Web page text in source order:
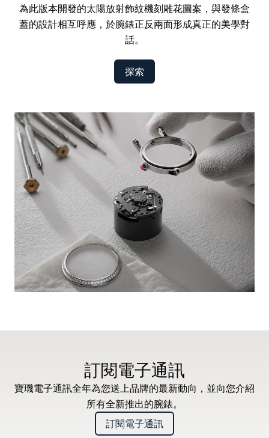
為此版本開發的太陽放射飾紋機刻雕花圖案，與發條盒
蓋的設計相互呼應，於腕錶正反兩面形成真正的美學對
話。
探索
訂閱電子通訊
寶璣電子通訊全年為您送上品牌的最新動向，並向您介紹
所有全新推出的腕錶。
訂閱電子通訊